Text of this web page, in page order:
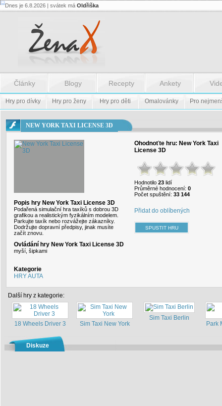
Flash.nazev
Flash.nazev
Dnes je 6.8.2026 | svátek má Oldřiška
Články Blogy Recepty Ankety
Hry pro dívky Hry pro ženy Hry pro děti Omalovánky Pro
NEW YORK TAXI LICENSE 3D
Popis hry New York Taxi License 3D
Podařená simulační hra taxíků s dobrou 3D
grafikou a realistickým fyzikálním modelem.
Parkujte taxík nebo rozvážejte zákazníky.
Dodržujte dopravní předpisy, jinak musíte
začít znovu.
Ovládání hry New York Taxi License 3D
myší, šipkami
Kategorie
HRY AUTA
Ohodnoťte hru: New York Taxi
License 3D
Hodnotilo 23 lidí
Průměrné hodnocení: 0
Počet spuštění: 33 144
Přidat do oblíbených
Další hry z kategorie:
18 Wheels Driver 3 Sim Taxi New York
Sim Taxi Berlin
Park
Diskuze